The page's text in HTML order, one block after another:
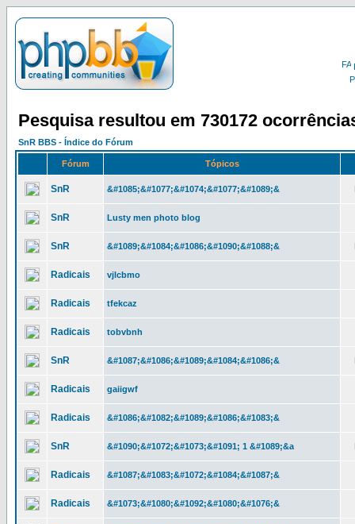
Pesquisa resultou em 730172
SnR BBS - Índice do Fórum
Fórum Tópicos
SnR &#1085;&#1077;&#1074;&#1077;&#1089;&
SnR Lusty men photo blog
SnR &#1089;&#1084;&#1086;&#1090;&#1088;&
Radicais vjlcbmo
Radicais tfekcaz
Radicais tobvbnh
SnR &#1087;&#1086;&#1089;&#1084;&#1086;&
Radicais gaiigwf
Radicais &#1086;&#1082;&#1089;&#1086;&#1083;&
SnR &#1090;&#1072;&#1073;&#1091; 1 &#1089;&a
Radicais &#1087;&#1083;&#1072;&#1084;&#1087;&
Radicais &#1073;&#1080;&#1092;&#1080;&#1076;&